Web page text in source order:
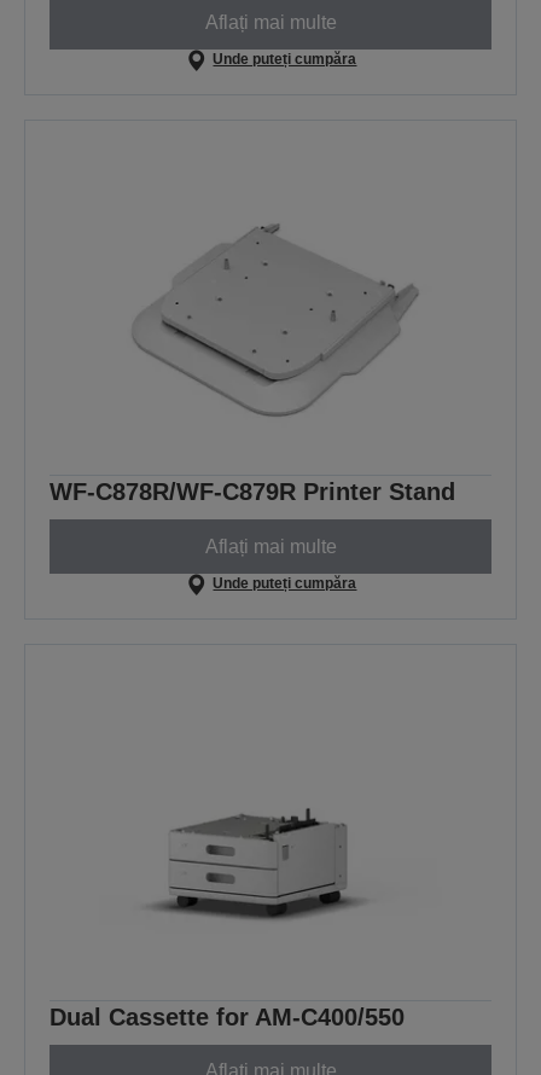
Aflați mai multe
Unde puteți cumpăra
WF-C878R/WF-C879R Printer Stand
Aflați mai multe
Unde puteți cumpăra
Dual Cassette for AM-C400/550